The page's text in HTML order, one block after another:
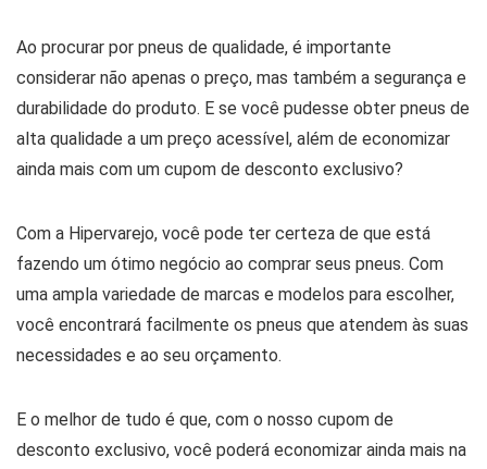
Ao procurar por pneus de qualidade, é importante
considerar não apenas o preço, mas também a segurança e
durabilidade do produto. E se você pudesse obter pneus de
alta qualidade a um preço acessível, além de economizar
ainda mais com um cupom de desconto exclusivo?
Com a Hipervarejo, você pode ter certeza de que está
fazendo um ótimo negócio ao comprar seus pneus. Com
uma ampla variedade de marcas e modelos para escolher,
você encontrará facilmente os pneus que atendem às suas
necessidades e ao seu orçamento.
E o melhor de tudo é que, com o nosso cupom de
desconto exclusivo, você poderá economizar ainda mais na